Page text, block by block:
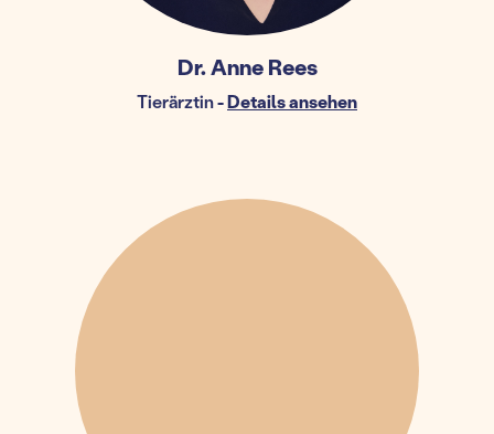
Dr. Anne Rees
Tierärztin-Details ansehen